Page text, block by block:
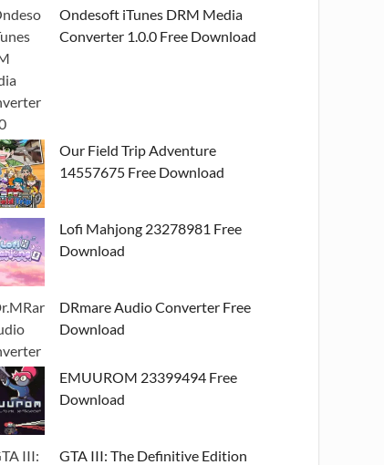
Ondesoft iTunes DRM Media
Converter 1.0.0 Free Download
Our Field Trip Adventure
14557675 Free Download
Lofi Mahjong 23278981 Free
Download
DRmare Audio Converter Free
Download
EMUUROM 23399494 Free
Download
GTA III: The Definitive Edition